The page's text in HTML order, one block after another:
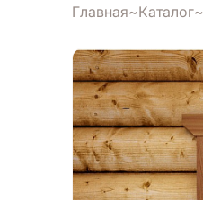
Главная Каталог